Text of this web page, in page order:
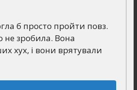
б просто пройти повз.
не зробила. Вона
хух, і вони врятували